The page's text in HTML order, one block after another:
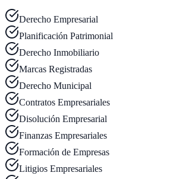
Derecho Empresarial
Planificación Patrimonial
Derecho Inmobiliario
Marcas Registradas
Derecho Municipal
Contratos Empresariales
Disolución Empresarial
Finanzas Empresariales
Formación de Empresas
Litigios Empresariales